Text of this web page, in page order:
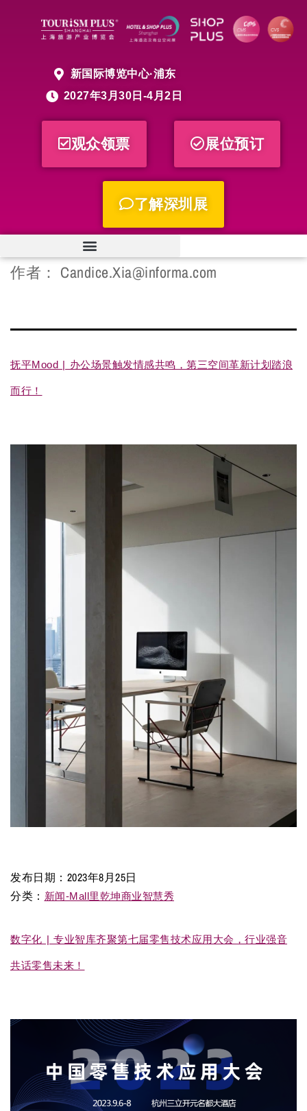
新国际博览中心·浦东
2027年3月30日-4月2日
观众领票 展位预订
了解深圳展
作者： Candice.Xia@informa.com
抚平Mood | 办公场景触发情感共鸣，第三空间革新计划踏浪
而行！
发布日期： 2023年8月25日
分类： 新闻-Mall里乾坤商业智慧秀
数字化 | 专业智库齐聚第七届零售技术应用大会，行业强音
共话零售未来！